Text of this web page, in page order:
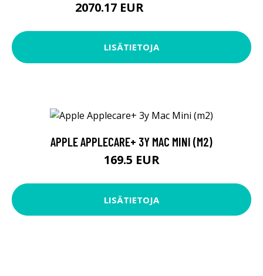
2070.17 EUR
LISÄTIETOJA
APPLE APPLECARE+ 3Y MAC MINI (M2)
169.5 EUR
LISÄTIETOJA